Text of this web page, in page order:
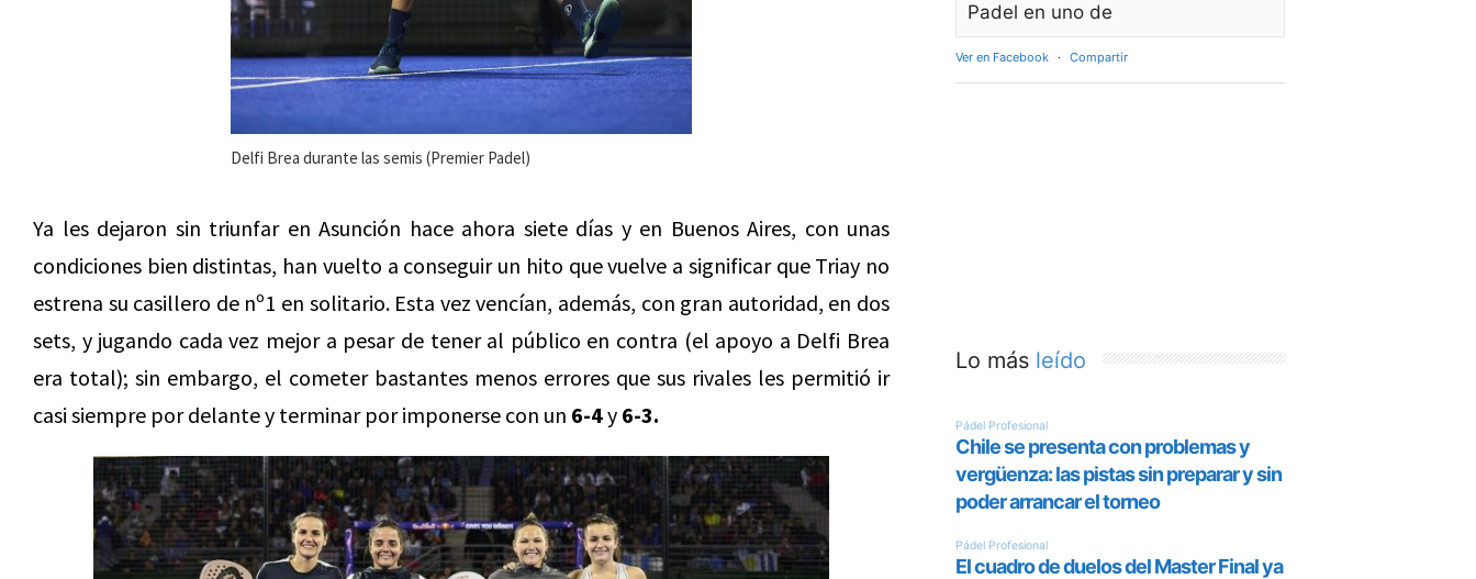
Delfi Brea durante las semis (Premier Padel)
Ya les dejaron sin triunfar en Asunción hace ahora siete días y en Buenos Aires, con unas
condiciones bien distintas, han vuelto a conseguir un hito que vuelve a significar que Triay no
estrena su casillero de nº1 en solitario. Esta vez vencían, además, con gran autoridad, en dos
sets, y jugando cada vez mejor a pesar de tener al público en contra (el apoyo a Delfi Brea
era total); sin embargo, el cometer bastantes menos errores que sus rivales les permitió ir
casi siempre por delante y terminar por imponerse con un 6-4y 6-3.
Padel en uno de
Ver en Facebook · Compartir
Lo más leído